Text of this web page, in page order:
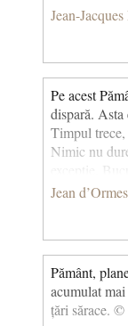
dacă acela
cu pământ,
acestui
roadele sunt
nimănui”.
Jean-Jacques
Pe acest
dispară.
Timpul
Nimic nu
excepție.
obiceiurile
doar o mare
Soarele și
vreme,
spre
observație,
filozofilor,
Jean
Pământ,
acumulat
țări sărace.